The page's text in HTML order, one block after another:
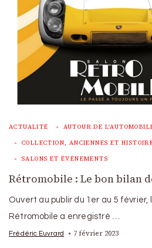
ACTUALITÉ AUTOUR DE
COLLECTION, ANCIENNES ET
SALONS ET ÉVÉNEMENTS
Rétromobile : Le bon bilan
Ouvert au publir du 1er au 5
Rétromobile a enregistré …
Frédéric Euvrard 7 février 2023